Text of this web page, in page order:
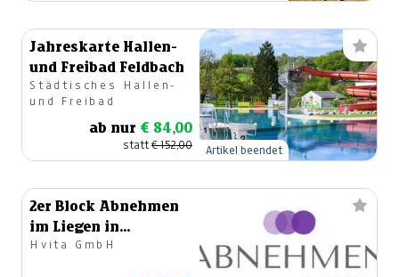
Jahreskarte Hallen-
und Freibad Feldbach
Städtisches Hallen-
und Freibad
ab nur € 84,00
statt€ 152,00 Artikel beendet
2er Block Abnehmen
im Liegen in
Klagenfurt - MYA 7
Hvita GmbH